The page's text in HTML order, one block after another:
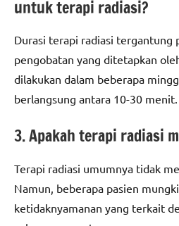
untuk terapi radiasi?
Durasi terapi radiasi tergantung
pengobatan yang ditetapkan
dilakukan dalam beberapa
berlangsung antara 10-30 menit.
3. Apakah terapi radiasi
Terapi radiasi umumnya tidak
Namun, beberapa pasien
ketidaknyamanan yang terkait